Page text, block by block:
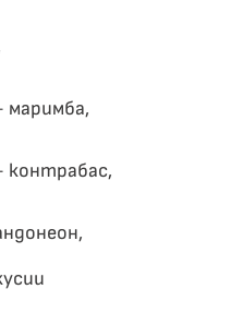
маримба,